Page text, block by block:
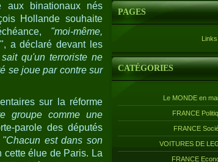
aux binationaux nés
Hollande souhaite
"moi-même,
", a déclaré devant les
qu'un terroriste ne
se joue par contre sur
sur la réforme
groupe comme une
parole des députés
"Chacun est dans son
cette élue de Paris. La
PAGES
Links
CATÉGORIES
Le MONDE en
FRANCE
FRANCE
VOITURES DE
FRANCE